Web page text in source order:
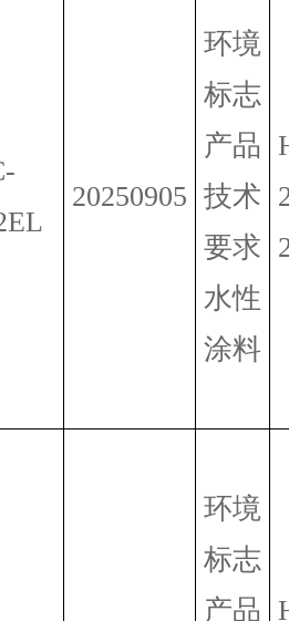
20250905
环境
标志
产品
技术
要求
水性
涂料
环境
标志
产品